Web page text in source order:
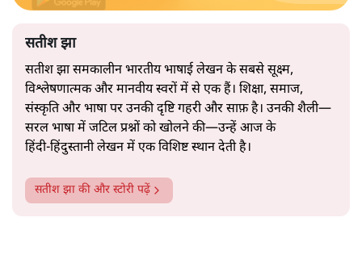
नेता की सहजता से पिरोया गया।
2019 के बही‑खाता वाले प्रतीकवाद से वे बहुत आगे आ चुकी हैं।
अब वे नार्थ ब्लॉक के हर गलियारे को जानने वाली वित्त मंत्री की
तरह बोलती हैं। लेकिन इस आत्मविश्वास के नीचे जो सामग्री है, वह
उतनी ही अनुमानित और दोहराव भरी।
और पढ़ें
सत्य हिन्दी ऐपडाउनलोडकरें